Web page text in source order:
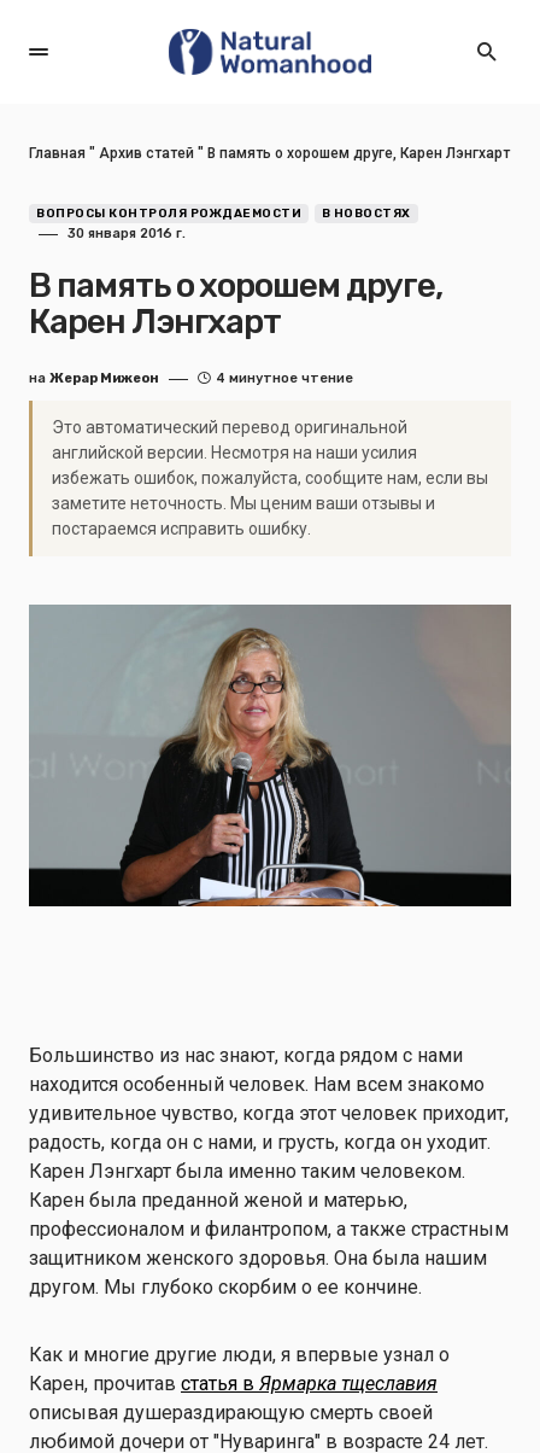
Главная " Архив статей " В память о хорошем друге, Карен Лэнгхарт
ВОПРОСЫ КОНТРОЛЯ РОЖДАЕМОСТИ В НОВОСТЯХ
30 января 2016 г.
В память о хорошем друге,
Карен Лэнгхарт
на Жерар Мижеон 4 минутное чтение
Это автоматический перевод оригинальной
английской версии. Несмотря на наши усилия
избежать ошибок, пожалуйста, сообщите нам, если вы
заметите неточность. Мы ценим ваши отзывы и
постараемся исправить ошибку.
Большинство из нас знают, когда рядом с нами
находится особенный человек. Нам всем знакомо
удивительное чувство, когда этот человек приходит,
радость, когда он с нами, и грусть, когда он уходит.
Карен Лэнгхарт была именно таким человеком.
Карен была преданной женой и матерью,
профессионалом и филантропом, а также страстным
защитником женского здоровья. Она была нашим
другом. Мы глубоко скорбим о ее кончине.
Как и многие другие люди, я впервые узнал о
Карен, прочитав статья в Ярмарка тщеславия
описывая душераздирающую смерть своей
любимой дочери от "Нуваринга" в возрасте 24 лет.